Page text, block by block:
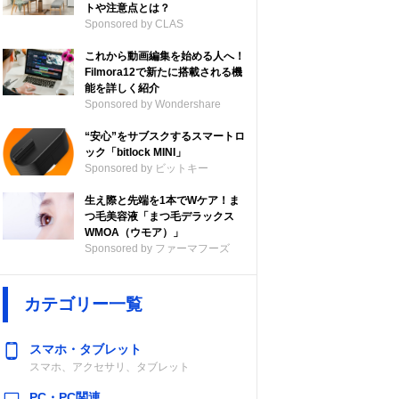
トや注意点とは？
Sponsored by CLAS
これから動画編集を始める人へ！
Filmora12で新たに搭載される機
能を詳しく紹介
Sponsored by Wondershare
“安心”をサブスクするスマートロ
ック「bitlock MINI」
Sponsored by ビットキー
生え際と先端を1本でWケア！ま
つ毛美容液「まつ毛デラックス
WMOA（ウモア）」
Sponsored by ファーマフーズ
カテゴリー一覧
スマホ・タブレット
スマホ、アクセサリ、タブレット